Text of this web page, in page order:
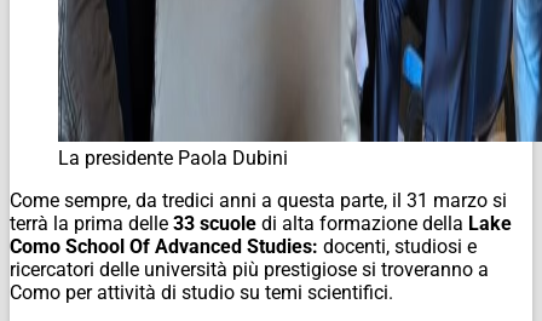
La presidente Paola Dubini
Come sempre, da tredici anni a questa parte, il 31 marzo si
terrà la prima delle 33 scuole di alta formazione della Lake
Como School Of Advanced Studies: docenti, studiosi e
ricercatori delle università più prestigiose si troveranno a
Como per attività di studio su temi scientifici.